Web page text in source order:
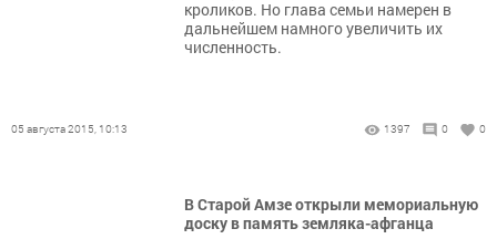
кроликов. Но глава семьи намерен в
дальнейшем намного увеличить их
численность.
05 августа 2015, 10:13 1397 0 0
В Старой Амзе открыли мемориальную
доску в память земляка-афганца